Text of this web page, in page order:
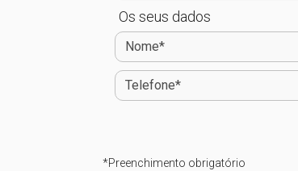
Os seus dados
*Preenchimento obrigatório